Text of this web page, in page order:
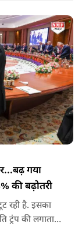
गया
की बढ़ोतरी
रही है. इसका
ट्रंप की लगातार